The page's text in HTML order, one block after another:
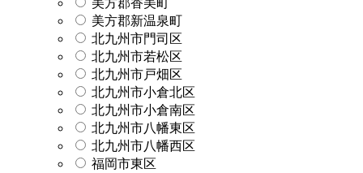
美方郡新温泉町
北九州市門司区
北九州市若松区
北九州市戸畑区
北九州市小倉北区
北九州市小倉南区
北九州市八幡東区
北九州市八幡西区
福岡市東区